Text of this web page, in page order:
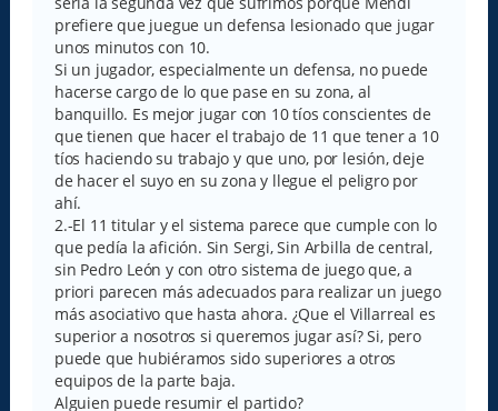
prefiere que juegue un defensa lesionado que jugar
unos minutos con 10.
Si un jugador, especialmente un defensa, no puede
hacerse cargo de lo que pase en su zona, al
banquillo. Es mejor jugar con 10 tíos conscientes de
que tienen que hacer el trabajo de 11 que tener a 10
tíos haciendo su trabajo y que uno, por lesión, deje
de hacer el suyo en su zona y llegue el peligro por
ahí.
2.-El 11 titular y el sistema parece que cumple con lo
que pedía la afición. Sin Sergi, Sin Arbilla de central,
sin Pedro León y con otro sistema de juego que, a
priori parecen más adecuados para realizar un juego
más asociativo que hasta ahora. ¿Que el Villarreal es
superior a nosotros si queremos jugar así? Si, pero
puede que hubiéramos sido superiores a otros
equipos de la parte baja.
Alguien puede resumir el partido?